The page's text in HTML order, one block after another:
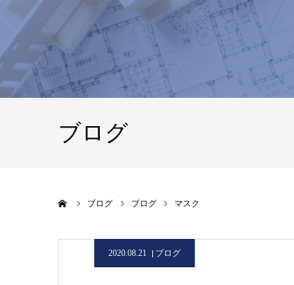
ブログ
ブログ ブログ マスク
2020.08.21 ブログ